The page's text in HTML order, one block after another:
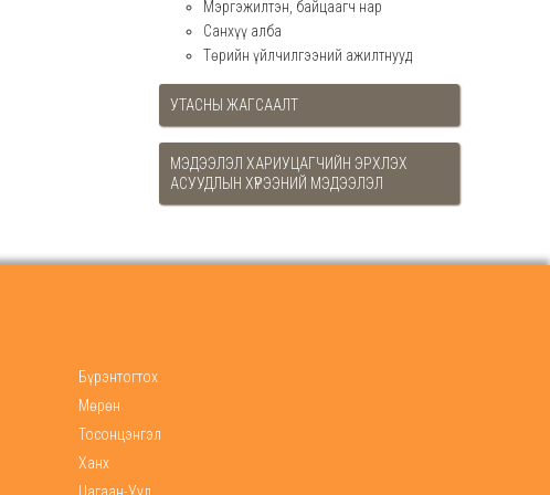
Мэргэжилтэн, байцаагч нар
Санхүү алба
Төрийн үйлчилгээний ажилтнууд
УТАСНЫ ЖАГСААЛТ
МЭДЭЭЛЭЛ ХАРИУЦАГЧИЙН ЭРХЛЭХ
АСУУДЛЫН ХҮРЭЭНИЙ МЭДЭЭЛЭЛ
Бүрэнтогтох
Мөрөн
Тосонцэнгэл
Ханх